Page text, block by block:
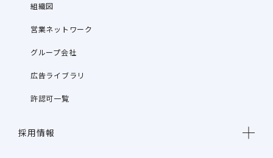
組織図
営業ネットワーク
グループ会社
広告ライブラリ
許認可一覧
採用情報